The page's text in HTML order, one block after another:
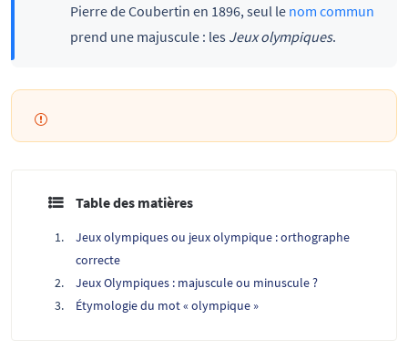
Pierre de Coubertin en 1896, seul le nom commun
prend une majuscule : les Jeux olympiques.
Table des matières
Jeux olympiques ou jeux olympique : orthographe
correcte
Jeux Olympiques : majuscule ou minuscule ?
Étymologie du mot « olympique »